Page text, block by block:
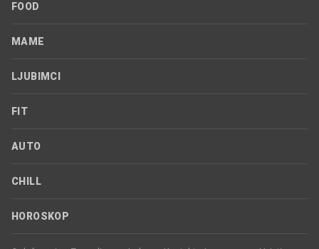
FOOD
MAME
LJUBIMCI
FIT
AUTO
CHILL
HOROSKOP